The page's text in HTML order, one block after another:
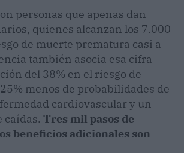
personas que apenas dan
quienes alcanzan los 7.000
de muerte prematura casi a
también asocia esa cifra
del 38% en el riesgo de
menos de probabilidades de
cardiovascular y un
caídas. Tres mil pasos de
beneficios adicionales son